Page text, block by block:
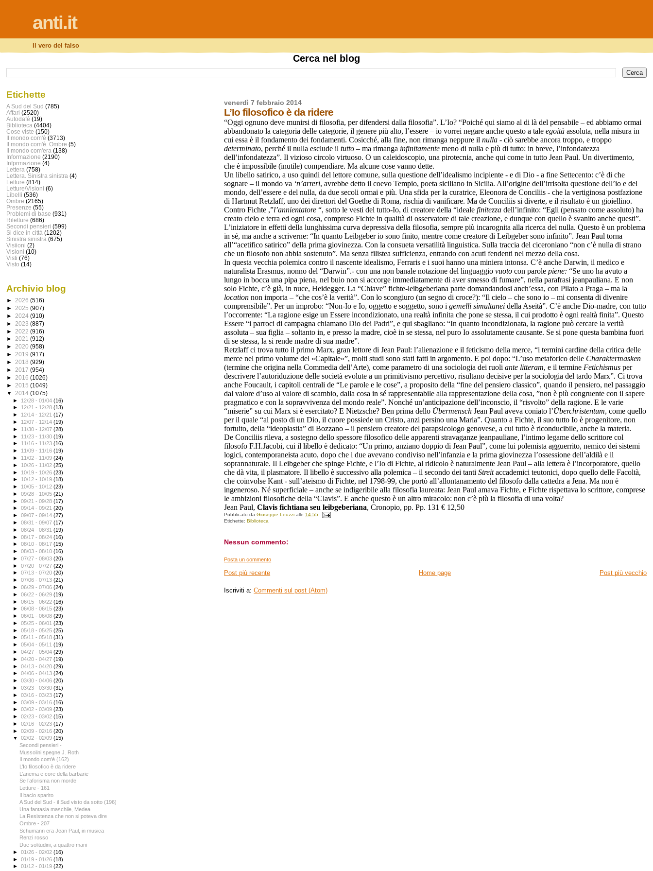
anti.it
Il vero del falso
Cerca nel blog
venerdì 7 febbraio 2014
L’Io filosofico è da ridere
“Oggi ognuno deve munirsi di filosofia, per difendersi dalla filosofia”. L’Io? “Poiché qui siamo al di là del pensabile – ed abbiamo ormai
abbandonato la categoria delle categorie, il genere più alto, l’essere – io vorrei negare anche questo a taleegoità assoluta, nella misura in
cui essa è il fondamento dei fondamenti. Cosicché, alla fine, non rimanga neppure ilnulla - ciò sarebbe ancora troppo, e troppo
determinato, perché il nulla esclude iltutto – ma rimanga infinitamente meno di nulla e più di tutto: in breve, l’infondatezza
dell’infondatezza”. Il vizioso circolo virtuoso. O un caleidoscopio, una pirotecnia, anche qui come in tutto Jean Paul. Un divertimento,
che è impossibile (inutile) compendiare. Ma alcune cose vanno dette.
Un libello satirico, a uso quindi del lettore comune, sulla questione dell’idealismo incipiente - e di Dio - a fine Settecento: c’è di che
sognare – il mondo va ‘n’arreri, avrebbe detto il coevo Tempio, poeta siciliano in Sicilia. All’origine dell’irrisolta questione dell’io e del
mondo, dell’essere e del nulla, da due secoli ormai e più. Una sfida per la curatrice, Eleonora de Conciliis - che la vertiginosa postfazione
di Hartmut Retzlaff, uno dei direttori del Goethe di Roma, rischia di vanificare. Ma de Conciliis si diverte, e il risultato è un gioiellino.
Contro Fichte ,”l’annientatore“, sotto le vesti del tutto-Io, di creatore della “idealefinitezza dell’infinito: “Egli (pensato come assoluto) ha
creato cielo e terra ed ogni cosa, compreso Fichte in qualità di osservatore di tale creazione, e dunque con quello è svanito anche questi”.
L’iniziatore in effetti della lunghissima curva depressiva della filosofia, sempre più incarognita alla ricerca del nulla. Questo è un problema
in sé, ma anche a scriverne: “In quanto Leibgeber io sono finito, mentre come creatore di Leibgeber sono infinito”. Jean Paul torna
all’“acetifico satirico” della prima giovinezza. Con la consueta versatilità linguistica. Sulla traccia del ciceroniano “non c’è nulla di strano
che un filosofo non abbia sostenuto”. Ma senza filistea sufficienza, entrando con acuti fendenti nel mezzo della cosa.
In questa vecchia polemica contro il nascente idealismo, Ferraris e i suoi hanno una miniera intonsa. C’è anche Darwin, il medico e
naturalista Erasmus, nonno del “Darwin”.- con una non banale notazione del linguaggiovuoto con parolepiene:“Se uno ha avuto a
lungo in bocca una pipa piena, nel buio non si accorge immediatamente di aver smesso di fumare”, nella parafrasi jeanpauliana. E non
solo Fichte, c’è già, in nuce, Heidegger. La “Chiave” fichte-leibgeberiana parte domandandosi anch’essa, con Pilato a Praga – ma la
location non importa – “che cos’è la verità”. Con lo scongiuro (un segno di croce?): “Il cielo – che sono io – mi consenta di divenire
comprensibile”. Per un improbo: “Non-Io e Io, oggetto e soggetto, sono igemelli simultanei della Aseità”. C’è anche Dio-madre, con tutto
l’occorrente: “La ragione esige un Essere incondizionato, una realtà infinita che pone se stessa, il cui prodotto è ogni realtà finita”. Questo
Essere “i parroci di campagna chiamano Dio dei Padri”, e qui sbagliano: “In quanto incondizionata, la ragione può cercare la verità
assoluta – sua figlia – soltanto in, e presso la madre, cioè in se stessa, nel puro Io assolutamente causante. Se si pone questa bambina fuori
di se stessa, la si rende madre di sua madre”.
Retzlaff ci trova tutto il primo Marx, gran lettore di Jean Paul: l’alienazione e il feticismo della merce, “i termini cardine della critica delle
merce nel primo volume del «Capitale»”, molti studi sono stati fatti in argomento. E poi dopo: “L’uso metaforico delle Charaktermasken
(termine che origina nella Commedia dell’Arte), come parametro di una sociologia dei ruoliante litteram, e il termine Fetichismus per
descrivere l’autoriduzione delle società evolute a un primitivismo percettivo, risultano decisive per la sociologia del tardo Marx”.Ci trova
anche Foucault, i capitoli centrali de “Le parole e le cose”, a proposito della “fine del pensiero classico”, quando il pensiero, nel passaggio
dal valore d’uso al valore di scambio, dalla cosa in sé rappresentabile alla rappresentazione della cosa, ”non è più congruente con il sapere
pragmatico e con la sopravvivenza del mondo reale”. Nonché un’anticipazione dell’inconscio, il “risvolto” della ragione. E le varie
“miserie” su cui Marx si è esercitato? E Nietzsche? Ben prima dello Übermensch Jean Paul aveva coniato l’Überchristentum, come quello
per il quale “al posto di un Dio, il cuore possiede un Cristo, anzi persino una Maria”. Quanto a Fichte, il suo tutto Io è progenitore, non
fortuito, della “ideoplastia” di Bozzano – il pensiero creatore del parapsicologo genovese, a cui tutto è riconducibile, anche la materia.
De Conciliis rileva, a sostegno dello spessore filosofico delle apparenti stravaganze jeanpauliane, l’intimo legame dello scrittore col
filosofo F.H.Jacobi, cui il libello è dedicato: “Un primo, anziano doppio di Jean Paul”, come lui polemista agguerrito, nemico dei sistemi
logici, contemporaneista acuto, dopo che i due avevano condiviso nell’infanzia e la prima giovinezza l’ossessione dell’aldilà e il
soprannaturale. Il Leibgeber che spinge Fichte, e l’Io di Fichte, al ridicolo è naturalmente Jean Paul – alla lettera è l’incorporatore, quello
che dà vita, il plasmatore. Il libello è successivo alla polemica – il secondo dei tantiStreitaccademici teutonici, dopo quello delle Facoltà,
che coinvolse Kant - sull’ateismo di Fichte, nel 1798-99, che portò all’allontanamento del filosofo dalla cattedra a Jena. Ma non è
ingeneroso. Né superficiale – anche se indigeribile alla filosofia laureata: Jean Paul amava Fichte, e Fichte rispettava lo scrittore, comprese
le ambizioni filosofiche della “Clavis”. E anche questo è un altro miracolo: non c’è più la filosofia di una volta?
Jean Paul,Clavis fichtiana seu leibgeberiana, Cronopio, pp. Pp. 131 € 12,50
Pubblicato daGiuseppe Leuzzi alle 14:55
Etichette:Biblioteca
Nessun commento:
Posta un commento
Post più recente Post più vecchio
Home page
Iscriviti a:Commenti sul post (Atom)
Etichette
A Sud del Sud (785)
Affari (2520)
Autodafé (19)
Biblioteca (4404)
Cose viste (150)
Il mondo com'è (3713)
Il mondo com'è. Ombre (5)
Il mondo com'era (138)
Informazione (2190)
Infprmazione (4)
Lettera (758)
Lettera. Sinistra sinistra (4)
Letture (814)
Letture\Visioni (6)
Libelli (536)
Ombre (2165)
Presenze (55)
Problemi di base (931)
Riletture (686)
Secondi pensieri (599)
Si dice in città (1202)
Sinistra sinistra (675)
Visiioni (2)
Visioni (10)
Visti (76)
Visto (14)
Archivio blog
► 2026 (516)
► 2025 (907)
► 2024 (910)
► 2023 (887)
► 2022 (916)
► 2021 (912)
► 2020 (958)
► 2019 (917)
► 2018 (929)
► 2017 (954)
► 2016 (1026)
► 2015 (1049)
▼ 2014 (1075)
► 12/28 - 01/04(16)
► 12/21 - 12/28(13)
► 12/14 - 12/21(17)
► 12/07 - 12/14(19)
► 11/30 - 12/07(28)
► 11/23 - 11/30(19)
► 11/16 - 11/23(16)
► 11/09 - 11/16(19)
► 11/02 - 11/09(24)
► 10/26 - 11/02(25)
► 10/19 - 10/26(23)
► 10/12 - 10/19(18)
► 10/05 - 10/12(23)
►09/28 - 10/05(21)
►09/21 - 09/28(17)
►09/14 - 09/21(20)
►09/07 - 09/14(27)
►08/31 - 09/07(17)
►08/24 - 08/31(19)
►08/17 - 08/24(16)
►08/10 - 08/17(15)
►08/03 - 08/10(16)
►07/27 - 08/03(20)
►07/20 - 07/27(22)
►07/13 - 07/20(20)
►07/06 - 07/13(21)
►06/29 - 07/06(24)
►06/22 - 06/29(19)
►06/15 - 06/22(16)
►06/08 - 06/15(23)
►06/01 - 06/08(29)
►05/25 - 06/01(23)
►05/18 - 05/25(25)
►05/11 - 05/18(31)
►05/04 - 05/11(19)
►04/27 - 05/04(29)
►04/20 - 04/27(19)
►04/13 - 04/20(29)
►04/06 - 04/13(24)
►03/30 - 04/06(20)
►03/23 - 03/30(31)
►03/16 - 03/23(17)
►03/09 - 03/16(16)
►03/02 - 03/09(23)
►02/23 - 03/02(15)
►02/16 - 02/23(17)
►02/09 - 02/16(20)
▼02/02 - 02/09(15)
Secondi pensieri -
Mussolini spegne J. Roth
Il mondo com'è (162)
L’Io filosofico è da ridere
L’anema e core della barbarie
Se l’aforisma non morde
Letture - 161
Il bacio sparito
A Sud del Sud - il Sud visto da sotto (196)
Una fantasia maschile, Medea
La Resistenza che non si poteva dire
Ombre - 207
Schumann era Jean Paul, in musica
Renzi rosso
Due solitudini, a quattro mani
►01/26 - 02/02(16)
►01/19 - 01/26(18)
►01/12 - 01/19(22)